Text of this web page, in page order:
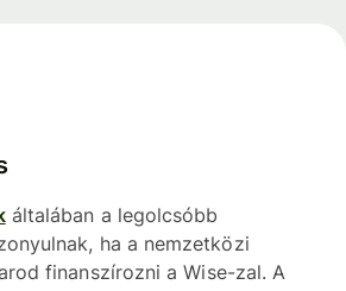
általában a legolcsóbb
ha a nemzetközi
finanszírozni a Wise-zal. A